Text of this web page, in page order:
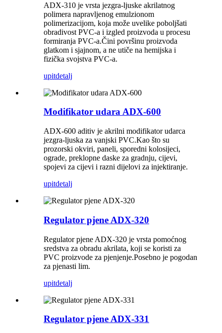
ADX-310 je vrsta jezgra-ljuske akrilatnog
polimera napravljenog emulzionom
polimerizacijom, koja može uvelike poboljšati
obradivost PVC-a i izgled proizvoda u procesu
formiranja PVC-a.Čini površinu proizvoda
glatkom i sjajnom, a ne utiče na hemijska i
fizička svojstva PVC-a.
upitdetalj
Modifikator udara ADX-600
ADX-600 aditiv je akrilni modifikator udarca
jezgra-ljuska za vanjski PVC.Kao što su
prozorski okviri, paneli, sporedni kolosijeci,
ograde, preklopne daske za gradnju, cijevi,
spojevi za cijevi i razni dijelovi za injektiranje.
upitdetalj
Regulator pjene ADX-320
Regulator pjene ADX-320 je vrsta pomoćnog
sredstva za obradu akrilata, koji se koristi za
PVC proizvode za pjenjenje.Posebno je pogodan
za pjenasti lim.
upitdetalj
Regulator pjene ADX-331